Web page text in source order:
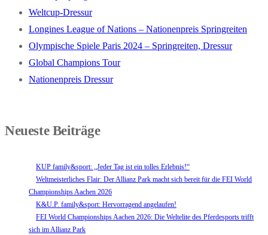
Weltcup-Dressur
Longines League of Nations – Nationenpreis Springreiten
Olympische Spiele Paris 2024 – Springreiten, Dressur
Global Champions Tour
Nationenpreis Dressur
Neueste Beiträge
KUP family&sport: „Jeder Tag ist ein tolles Erlebnis!“
Weltmeisterliches Flair: Der Allianz Park macht sich bereit für die FEI World
Championships Aachen 2026
K&U.P. family&sport: Hervorragend angelaufen!
FEI World Championships Aachen 2026: Die Weltelite des Pferdesports trifft
sich im Allianz Park